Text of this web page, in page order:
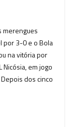
merengues
por 3-0 e o Bola
na vitória por
Nicósia, em jogo
dos cinco